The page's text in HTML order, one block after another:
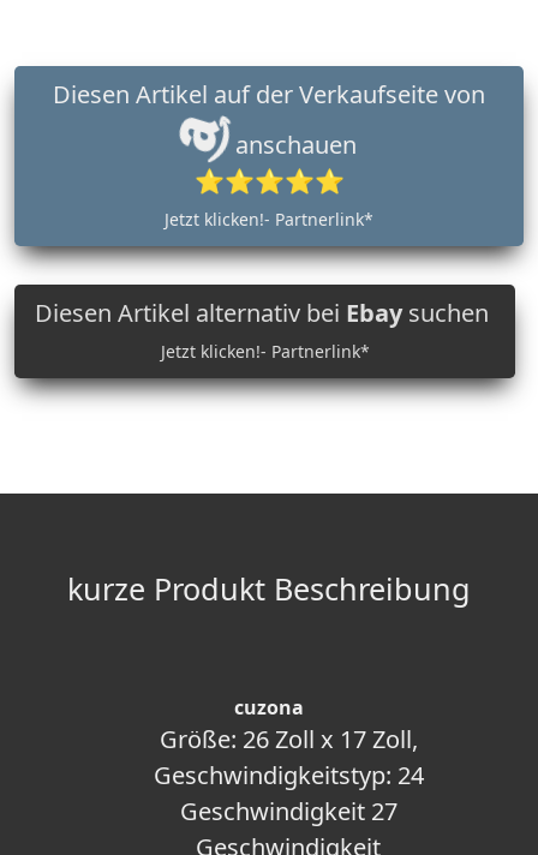
anschauen
⭐⭐⭐⭐⭐
Jetzt klicken!- Partnerlink*
Diesen Artikel alternativ bei Ebaysuchen
Jetzt klicken!- Partnerlink*
kurze Produkt Beschreibung
cuzona
Größe: 26 Zoll x 17 Zoll,
Geschwindigkeitstyp: 24
Geschwindigkeit 27
Geschwindigkeit